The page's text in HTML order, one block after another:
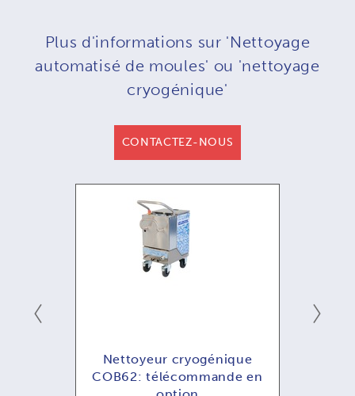
Plus d'informations sur 'Nettoyage
automatisé de moules' ou 'nettoyage
cryogénique'
CONTACTEZ-NOUS
Nettoyeur cryogénique
COB62: télécommande en